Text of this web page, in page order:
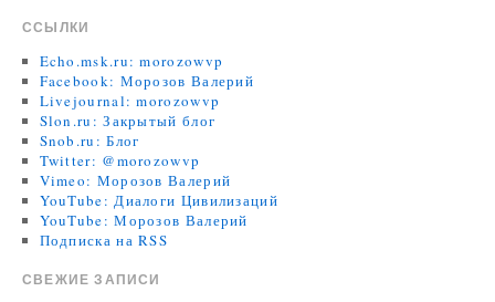
ССЫЛКИ
Echo.msk.ru: morozowvp
Facebook: Морозов Валерий
Livejournal: morozowvp
Slon.ru: Закрытый блог
Snob.ru: Блог
Twitter: @morozowvp
Vimeo: Морозов Валерий
YouTube: Диалоги Цивилизаций
YouTube: Морозов Валерий
Подписка на RSS
СВЕЖИЕ ЗАПИСИ